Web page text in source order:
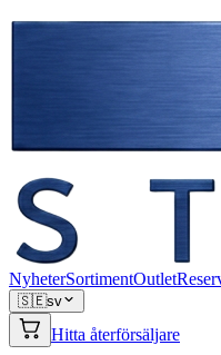
NyheterSortimentOutlet
🇸🇪sv
Hitta återförsäljare